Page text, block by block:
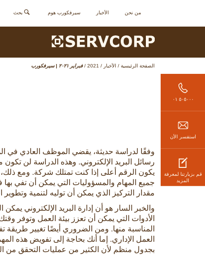
من نحن الأخبار سيرفكورب هوم بحث
٥٠٥٠٠٠ ٠١
استفسر الأن
قم بزيارتنا لمعرفة
المزيد
الصفحة الرئيسية / الأخبار /
2021
/ فبراير ٢٠٢١ | سيرفكورب
رسائل البريد الإلكتروني. وهذه الدراسة لن
يكون الرقم أعلى إذا كنت تمتلك شركة. ومع
جميع المهام والمسؤوليات التي يمكن أن تفي
مقدار التركيز الذي يمكن أن توليه لتنمية
والخبر السار هو أن إدارة البريد الإلكتروني
الأدوات التي يمكن أن تعزز بيئة العمل وتوفر
المناسبة منها. ومن الضروري أيضًا تغيير
العمل الإداري. إما أنك بحاجة إلى تفويض هذه
بجدول منظم لأن الكثير من عمليات التحقق من